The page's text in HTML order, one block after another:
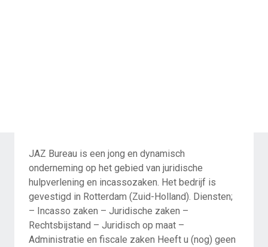
JAZ Bureau is een jong en dynamisch
onderneming op het gebied van juridische
hulpverlening en incassozaken. Het bedrijf is
gevestigd in Rotterdam (Zuid-Holland). Diensten;
– Incasso zaken – Juridische zaken –
Rechtsbijstand – Juridisch op maat –
Administratie en fiscale zaken Heeft u (nog) geen